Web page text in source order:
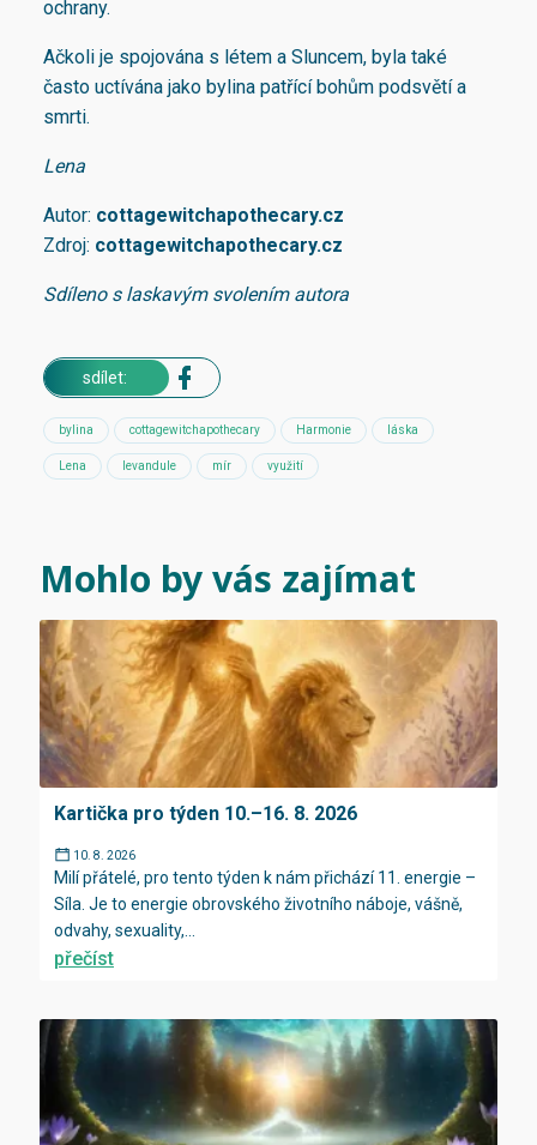
ochrany.
Ačkoli je spojována s létem a Sluncem, byla také
často uctívána jako bylina patřící bohům podsvětí a
smrti.
Lena
Autor: cottagewitchapothecary.cz
Zdroj: cottagewitchapothecary.cz
Sdíleno s laskavým svolením autora
sdílet:
bylina cottagewitchapothecary Harmonie láska
Lena levandule mír využití
Mohlo by vás zajímat
Kartička pro týden 10.–16. 8. 2026
10. 8. 2026
Milí přátelé, pro tento týden k nám přichází 11. energie –
Síla. Je to energie obrovského životního náboje, vášně,
odvahy, sexuality,...
přečíst